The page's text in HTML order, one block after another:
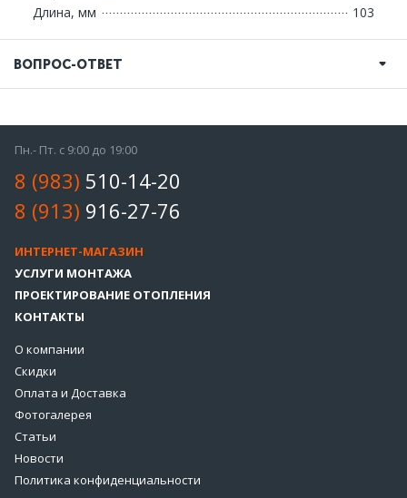
Длина, мм
103
ВОПРОС-ОТВЕТ
Пн.- Пт. с 9:00 до 19:00
8 (983) 510-14-20
8 (913) 916-27-76
ИНТЕРНЕТ-МАГАЗИН
УСЛУГИ МОНТАЖА
ПРОЕКТИРОВАНИЕ ОТОПЛЕНИЯ
КОНТАКТЫ
О компании
Скидки
Оплата и Доставка
Фотогалерея
Статьи
Новости
Политика конфиденциальности